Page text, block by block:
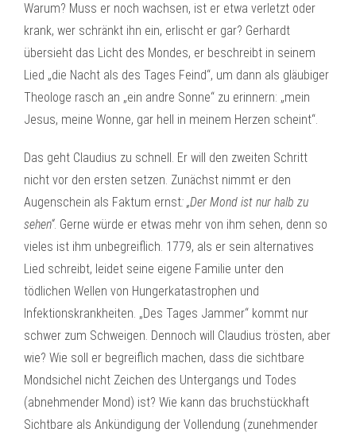
Warum? Muss er noch wachsen, ist er etwa verletzt oder
krank, wer schränkt ihn ein, erlischt er gar? Gerhardt
übersieht das Licht des Mondes, er beschreibt in seinem
Lied „die Nacht als des Tages Feind“, um dann als gläubiger
Theologe rasch an „ein andre Sonne“ zu erinnern: „mein
Jesus, meine Wonne, gar hell in meinem Herzen scheint“.
Das geht Claudius zu schnell. Er will den zweiten Schritt
nicht vor den ersten setzen. Zunächst nimmt er den
Augenschein als Faktum ernst: „Der Mond ist nur halb zu
sehen“. Gerne würde er etwas mehr von ihm sehen, denn so
vieles ist ihm unbegreiflich. 1779, als er sein alternatives
Lied schreibt, leidet seine eigene Familie unter den
tödlichen Wellen von Hungerkatastrophen und
Infektionskrankheiten. „Des Tages Jammer“ kommt nur
schwer zum Schweigen. Dennoch will Claudius trösten, aber
wie? Wie soll er begreiflich machen, dass die sichtbare
Mondsichel nicht Zeichen des Untergangs und Todes
(abnehmender Mond) ist? Wie kann das bruchstückhaft
Sichtbare als Ankündigung der Vollendung (zunehmender